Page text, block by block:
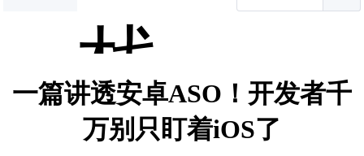
栈
一篇讲透安卓ASO！开发者千
万别只盯着iOS了